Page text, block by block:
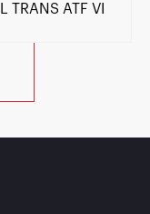
TRANS ATF VI